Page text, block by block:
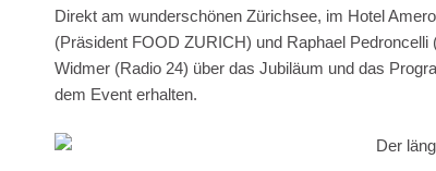
Direkt am wunderschönen Zürichsee, im Hotel
(Präsident FOOD ZURICH) und Raphael
Widmer (Radio 24) über das Jubiläum und das
dem Event erhalten.